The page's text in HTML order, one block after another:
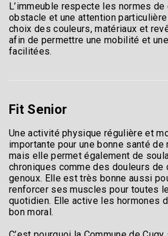
L’immeuble respecte les normes
obstacle et une attention
choix des couleurs, matériaux et
afin de permettre une mobilité et
facilitées.
Fit Senior
Une activité physique régulière et
importante pour une bonne santé de
mais elle permet également de
chroniques comme des douleurs de
genoux. Elle est très bonne aussi
renforcer ses muscles pour toutes
quotidien. Elle active les hormones
bon moral.